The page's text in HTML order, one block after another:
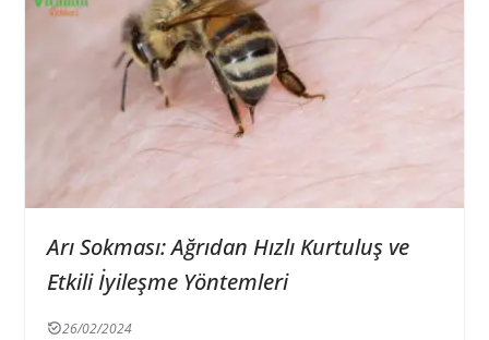
Arı Sokması: Ağrıdan Hızlı Kurtuluş ve
Etkili İyileşme Yöntemleri
26/02/2024